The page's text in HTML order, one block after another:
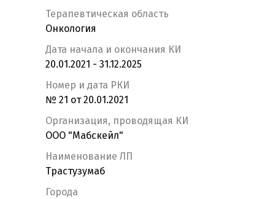
Терапевтическая область
Онкология
Дата начала и окончания КИ
20.01.2021 - 31.12.2025
Номер и дата РКИ
№ 21 от 20.01.2021
Организация, проводящая КИ
ООО "Мабскейл"
Наименование ЛП
Трастузумаб
Города